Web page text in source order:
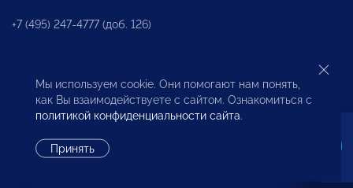
+7 (495) 247-4777 (доб. 126)
Бюро по защите прав предпринимателей и
инвесторов
Мы используем cookie. Они помогают нам понять,
как Вы взаимодействуете с сайтом. Ознакомиться с
политикой конфиденциальности сайта.
Принять